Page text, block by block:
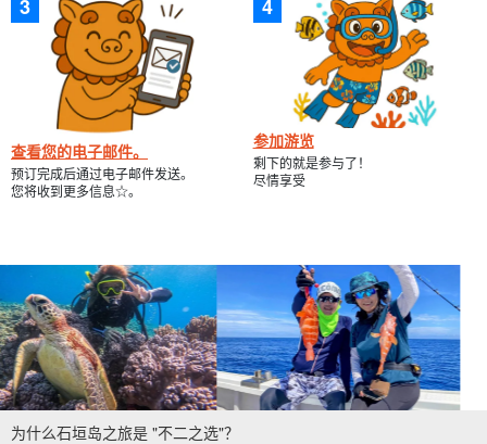
查看您的电子邮件。
预订完成后通过电子邮件发送。
您将收到更多信息☆。
参加游览
剩下的就是参与了！
尽情享受
为什么石垣岛之旅是 "不二之选"？